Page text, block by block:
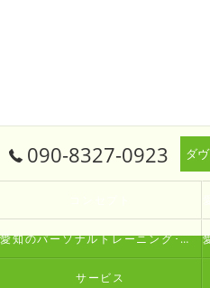
090-8327-0923 ダ
愛知のパーソナルトレーニング･生涯動ける体研究所 Oneの評判
サービス